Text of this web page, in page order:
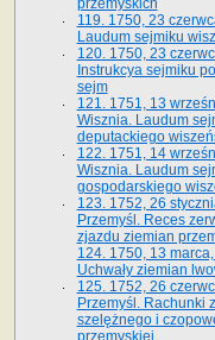
przemyskich
119. 1750, 23
Laudum sejmiku
120. 1750, 23
Instrukcya sejmiku
sejm
121. 1751, 13
Wisznia. Laudum
deputackiego
122. 1751, 14
Wisznia. Laudum
gospodarskiego
123. 1752, 26
Przemyśl. Reces
zjazdu ziemian
124. 1750, 13
Uchwały ziemian
125. 1752, 26
Przemyśl. Rachunki z
szelężnego i
przemyskiej